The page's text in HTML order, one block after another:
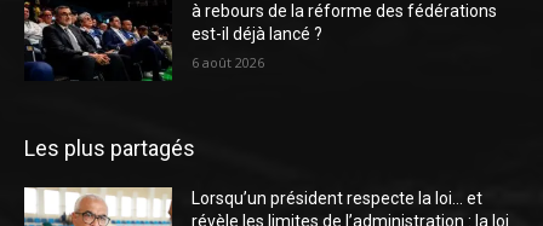
à rebours de la réforme des fédérations
est-il déjà lancé ?
6 août 2026
Les plus partagés
Lorsqu’un président respecte la loi… et
révèle les limites de l’administration : la loi